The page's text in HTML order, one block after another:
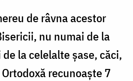
de râvna acestor
nu numai de la
la celelalte şase, căci,
recunoaşte 7